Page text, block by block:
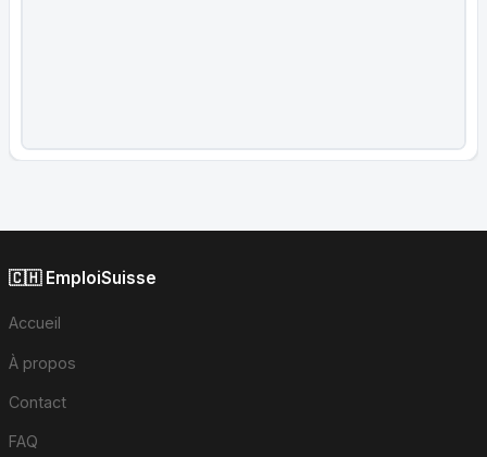
🇨🇭 EmploiSuisse
Accueil
À propos
Contact
FAQ